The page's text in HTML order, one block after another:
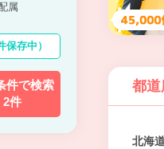
都道
北海
属
保存中）
件で検索
2件